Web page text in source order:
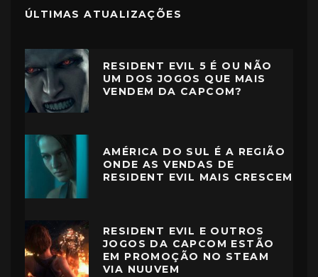
ÚLTIMAS ATUALIZAÇÕES
RESIDENT EVIL 5 É OU NÃO
UM DOS JOGOS QUE MAIS
VENDEM DA CAPCOM?
AMÉRICA DO SUL É A REGIÃO
ONDE AS VENDAS DE
RESIDENT EVIL MAIS CRESCEM
RESIDENT EVIL E OUTROS
JOGOS DA CAPCOM ESTÃO
EM PROMOÇÃO NO STEAM
VIA NUUVEM